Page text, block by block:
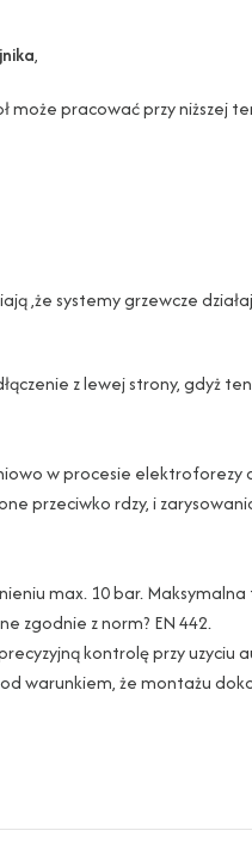
,
pracować przy niższej
,że systemy grzewcze
z lewej strony, gdyż
w procesie
przeciwko rdzy, i
max. 10 bar.
zgodnie z norm? EN 442.
kontrolę przy uzyciu
warunkiem, że montażu